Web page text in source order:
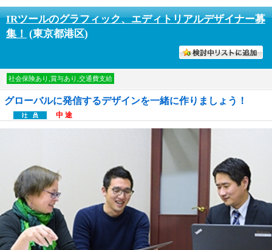
IRツールのグラフィック、エディトリアルデザイナー募
集！ (東京都港区)
討中リストに入れる
社会保険あり,賞与あり,交通費支給
グローバルに発信するデザインを一緒に作りましょう！
中 途